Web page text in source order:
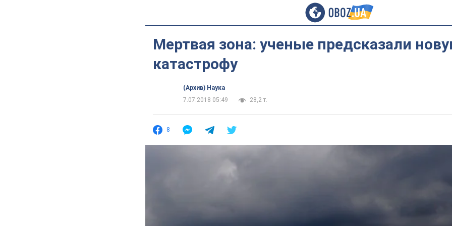
Мертвая зона: ученые предсказали
катастрофу
(Архив) Наука
7.07.2018 05:49
28,2 т.
8